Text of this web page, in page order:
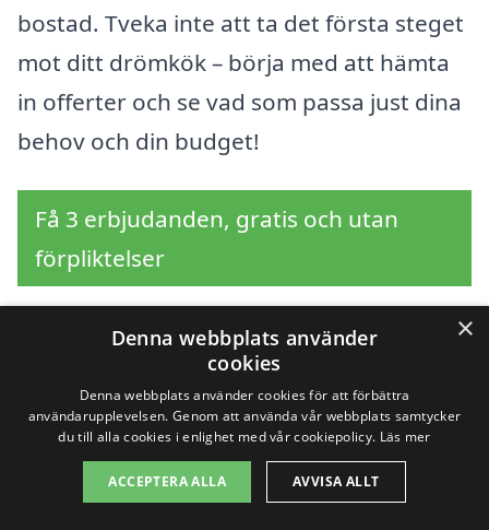
bostad. Tveka inte att ta det första steget
mot ditt drömkök – börja med att hämta
in offerter och se vad som passa just dina
behov och din budget!
Få 3 erbjudanden, gratis och utan
förpliktelser
Sök efter en
professionell för
köksrenovering i andra
×
Denna webbplats använder
cookies
Denna webbplats använder cookies för att förbättra
användarupplevelsen. Genom att använda vår webbplats samtycker
du till alla cookies i enlighet med vår cookiepolicy. Läs mer
ACCEPTERA ALLA AVVISA ALLT